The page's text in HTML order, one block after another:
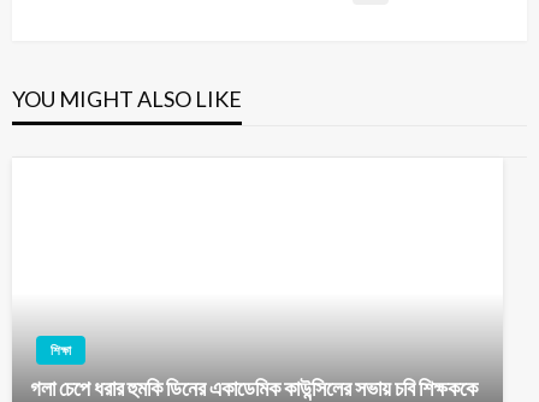
YOU MIGHT ALSO LIKE
শিক্ষা
গলা চেপে ধরার হুমকি ডিনের একাডেমিক কাউন্সিলের সভায় চবি শিক্ষককে